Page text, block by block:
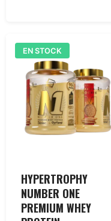
EN STOCK
HYPERTROPHY
NUMBER ONE
PREMIUM WHEY